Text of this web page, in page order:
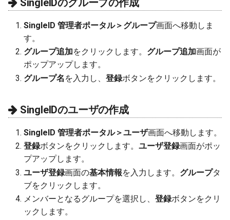
SingleID 管理者ポータル＞グループ画面へ移動しま
す。
グループ追加をクリックします。 グループ追加画面が
ポップアップします。
グループ名 を入力し、 登録ボタンをクリックします。
SingleIDのユーザの作成
SingleID 管理者ポータル＞ユーザ画面へ移動します。
登録ボタンをクリックします。 ユーザ登録画面がポッ
プアップします。
ユーザ登録画面の基本情報を入力します。 グループタ
ブをクリックします。
メンバーとなるグループを選択し、 登録ボタンをクリ
ックします。